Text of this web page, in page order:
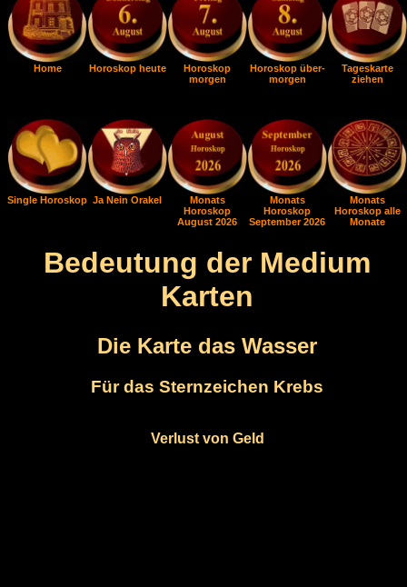
Home Horoskop heute
Horoskop
morgen
Horoskop über-
morgen
Tageskarte
ziehen
Single Horoskop Ja Nein Orakel
Monats
Horoskop
August 2026
Monats
Horoskop
September 2026
Monats
Horoskop alle
Monate
Bedeutung der Medium
Karten
Die Karte das Wasser
Für das Sternzeichen Krebs
Verlust von Geld